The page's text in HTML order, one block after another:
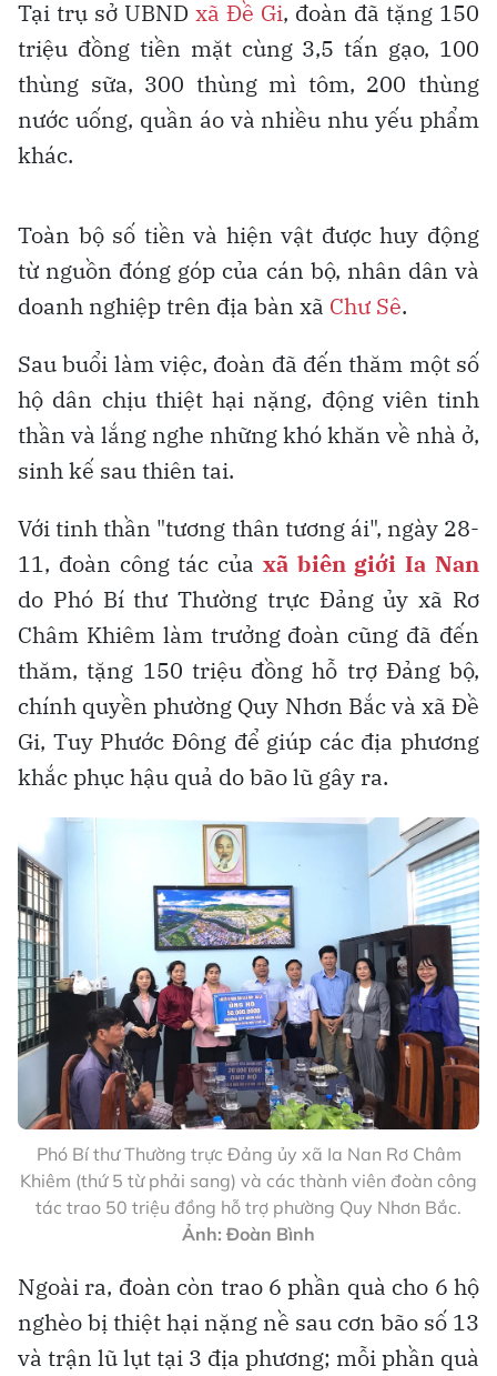
Tại trụ sở UBND xã Đề Gi, đoàn đã tặng 150
triệu đồng tiền mặt cùng 3,5 tấn gạo, 100
thùng sữa, 300 thùng mì tôm, 200 thùng
nước uống, quần áo và nhiều nhu yếu phẩm
khác.
Toàn bộ số tiền và hiện vật được huy động
từ nguồn đóng góp của cán bộ, nhân dân và
doanh nghiệp trên địa bàn xã Chư Sê.
Sau buổi làm việc, đoàn đã đến thăm một số
hộ dân chịu thiệt hại nặng, động viên tinh
thần và lắng nghe những khó khăn về nhà ở,
sinh kế sau thiên tai.
Với tinh thần "tương thân tương ái", ngày 28-
11, đoàn công tác của xã biên giới Ia Nan
do Phó Bí thư Thường trực Đảng ủy xã Rơ
Châm Khiêm làm trưởng đoàn cũng đã đến
thăm, tặng 150 triệu đồng hỗ trợ Đảng bộ,
chính quyền phường Quy Nhơn Bắc và xã Đề
Gi, Tuy Phước Đông để giúp các địa phương
khắc phục hậu quả do bão lũ gây ra.
Phó Bí thư Thường trực Đảng ủy xã Ia Nan Rơ Châm
Khiêm (thứ 5 từ phải sang) và các thành viên đoàn công
tác trao 50 triệu đồng hỗ trợ phường Quy Nhơn Bắc.
Ảnh: Đoàn Bình
Ngoài ra, đoàn còn trao 6 phần quà cho 6 hộ
nghèo bị thiệt hại nặng nề sau cơn bão số 13
và trận lũ lụt tại 3 địa phương; mỗi phần quà